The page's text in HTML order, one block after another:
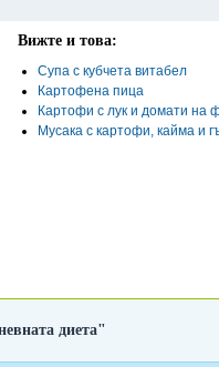
Вижте и това:
Супа с кубчета витабел
Картофена пица
Картофи с лук и домати на
Мусака с картофи, кайма и
диета"